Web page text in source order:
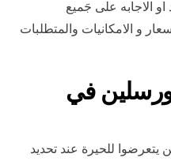
او الاجابه على جَميع
و الامكانيات والمتطلبات
في
للحيرة عند تحديد